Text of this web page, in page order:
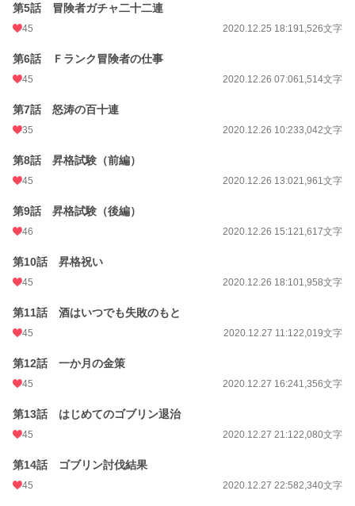
月間ポイント
年間ポイント 3,864 pt (51,670 位)
累計ポイント
第5話 冒険者ガチャ二十二連
45 2020.12.25 18:191,526文字
第6話 Ｆランク冒険者の仕事
45 2020.12.26 07:061,514文字
第7話 怒涛の百十連
35 2020.12.26 10:233,042文字
第8話 昇格試験（前編）
45 2020.12.26 13:021,961文字
第9話 昇格試験（後編）
46 2020.12.26 15:121,617文字
第10話 昇格祝い
45 2020.12.26 18:101,958文字
第11話 酒はいつでも失敗のもと
45 2020.12.27 11:122,019文字
第12話 一か月の金策
45 2020.12.27 16:241,356文字
第13話 はじめてのゴブリン退治
45 2020.12.27 21:122,080文字
第14話 ゴブリン討伐結果
45 2020.12.27 22:582,340文字